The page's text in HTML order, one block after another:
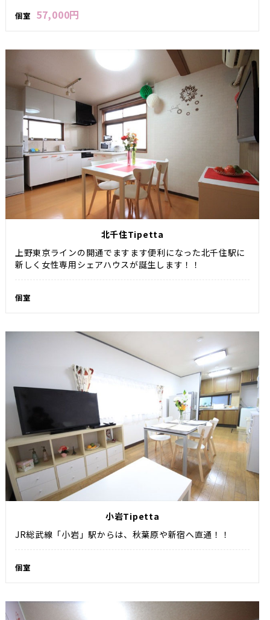
個室 57,000円
北千住Tipetta
上野東京ラインの開通でますます便利になった北千住駅に
新しく女性専用シェアハウスが誕生します！！
個室
小岩Tipetta
JR総武線「小岩」駅からは、秋葉原や新宿へ直通！！
個室